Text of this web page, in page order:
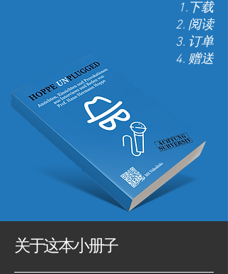
1.下载
2. 阅读
3. 订单
4. 赠送
关于这本小册子